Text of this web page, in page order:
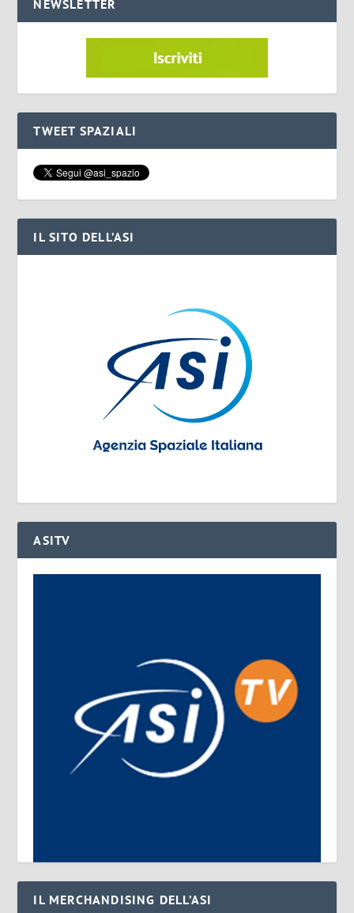
NEWSLETTER
TWEET SPAZIALI
IL SITO DELL’ASI
ASITV
IL MERCHANDISING DELL’ASI